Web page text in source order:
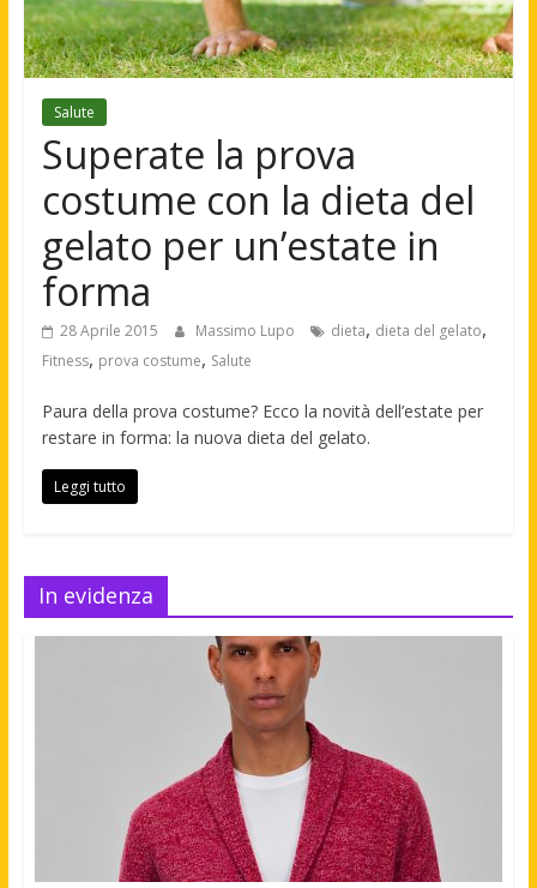
Salute
Superate la prova
costume con la dieta del
gelato per un’estate in
forma
28 Aprile 2015 Massimo Lupo dieta, dieta del gelato,
Fitness, prova costume, Salute
Paura della prova costume? Ecco la novità dell’estate per
restare in forma: la nuova dieta del gelato.
Leggi tutto
In evidenza